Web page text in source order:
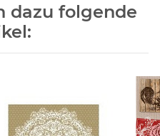
dazu folgende